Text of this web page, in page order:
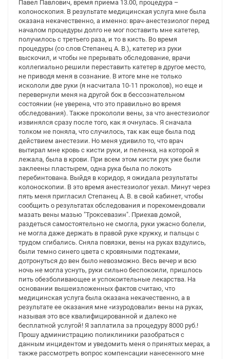
Павел Павлович, время приема 13.00, процедура –
колоноскопия. В результате медицинская услуга мне была
оказана некачественно, а именно: врач-анестезиолог перед
началом процедуры долго не мог поставить мне катетер,
получилось с третьего раза, и то в кисть. Во время
процедуры (со слов Степанец А. В.), катетер из руки
выскочил, и чтобы не прерывать обследование, врачи
коллегиально решили переставить катетер в другое место,
не приводя меня в сознание. В итоге мне не только
искололи две руки (я насчитала 10-11 проколов), но еще и
перевернули меня на другой бок в бессознательном
состоянии (не уверена, что это правильно во время
обследования). Также прокололи вены, за что анестезиолог
извинялся сразу после того, как я очнулась. Я сначала
толком не поняла, что случилось, так как еще была под
действием анестезии. Но меня удивило то, что врач
вытирал мне кровь с кисти руки, и пеленка, на которой я
лежала, была в крови. При всем этом кисти рук уже были
заклеены пластырем, одна рука была по локоть
перебинтована. Выйдя в коридор, я ожидала результаты
колоноскопии. В это время анестезиолог уехал. Минут через
пять меня пригласил Степанец А. В. в свой кабинет, чтобы
сообщить о результатах обследования и порекомендовали
мазать вены мазью "Троксевазин". Приехав домой,
раздеться самостоятельно не смогла, руки ужасно болели,
не могла даже держать в правой руке кружку, и пальцы с
трудом сгибались. Сняла повязки, вены на руках вздулись,
были темно синего цвета с кровяными подтеками,
дотронуться до вен было невозможно. Весь вечер и всю
ночь не могла уснуть, руки сильно беспокоили, пришлось
пить обезболивающее и успокоительные лекарства. На
основании вышеизложенных фактов считаю, что
медицинская услуга была оказана некачественно, а в
результате ее оказания мне «изуродовали» вены на руках,
называя это все квалифицированной и далеко не
бесплатной услугой! Я заплатила за процедуру 8000 руб.!
Прошу администрацию поликлиники разобраться с
данным инцидентом и уведомить меня о принятых мерах, а
также рассмотреть вопрос компенсации нанесенного мне